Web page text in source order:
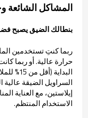
المشاكل الشائعة
بنطالك الضيق يصبح
ربما كنتِ تستخدمين
حرارة عالية. أو ربما
إيلاستين، مع العناية
الاستخدام المنتظم.